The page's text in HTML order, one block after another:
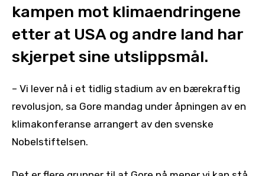
kampen mot klimaendringene
etter at USA og andre land har
skjerpet sine utslippsmål.
– Vi lever nå i et tidlig stadium av en bærekraftig
revolusjon, sa Gore mandag under åpningen av en
klimakonferanse arrangert av den svenske
Nobelstiftelsen.